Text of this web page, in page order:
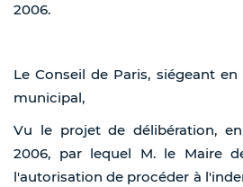
2006.
Le Conseil de Paris, siégeant
municipal,
Vu le projet de délibération,
2006, par lequel M. le Maire
l'autorisation de procéder à